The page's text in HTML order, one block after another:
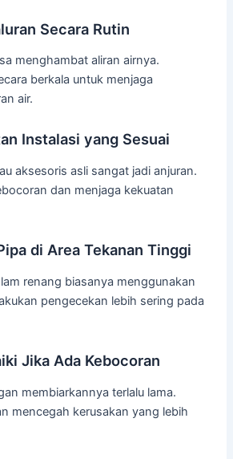
Secara Rutin
menghambat aliran airnya.
berkala untuk menjaga
air.
Instalasi yang Sesuai
aksesoris asli sangat jadi anjuran.
dan menjaga kekuatan
di Area Tekanan Tinggi
renang biasanya menggunakan
pengecekan lebih sering pada
Jika Ada Kebocoran
membiarkannya terlalu lama.
mencegah kerusakan yang lebih